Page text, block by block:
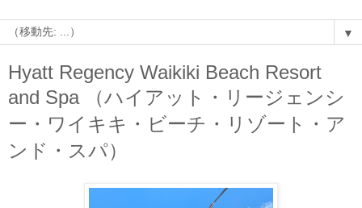
▼
Hyatt Regency Waikiki Beach Resort
and Spa （ハイアット・リージェンシ
ー・ワイキキ・ビーチ・リゾート・ア
ンド・スパ）